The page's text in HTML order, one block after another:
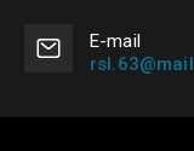
Е-mail